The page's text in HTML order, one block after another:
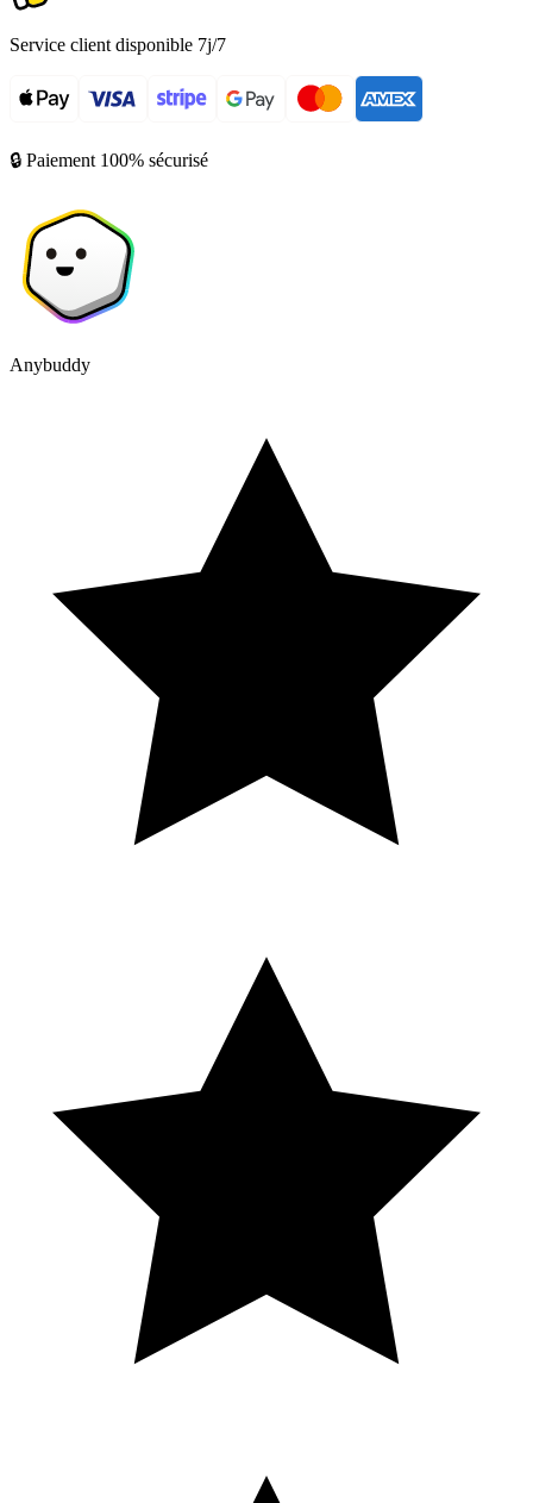
Service client disponible 7j/7
🔒 Paiement 100% sécurisé
Anybuddy